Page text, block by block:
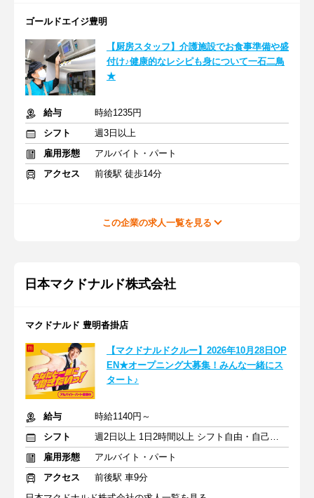
ゴールドエイジ豊明
【厨房スタッフ】介護施設でお食事準備や盛
付け♪健康的なレシピも身について一石二鳥
★
給与
時給1235円
シフト
週3日以上
雇用形態
アルバイト・パート
アクセス
前後駅 徒歩14分
この企業の求人一覧を見る
日本マクドナルド株式会社
マクドナルド 豊明沓掛店
【マクドナルドクルー】2026年10月28日OP
EN★オープニング大募集！みんな一緒にス
タート♪
給与
時給1140円～
シフト
週2日以上 1日2時間以上 シフト自由・自己申告
雇用形態
アルバイト・パート
アクセス
前後駅 車9分